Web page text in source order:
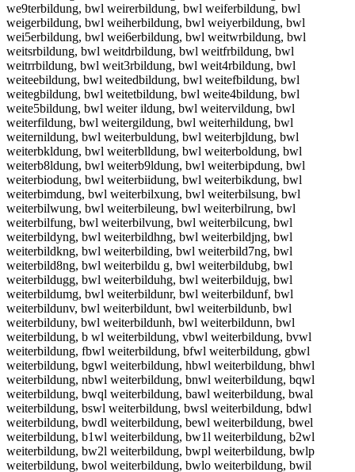
we9terbildung, bwl weirerbildung, bwl weiferbildung, bwl
weigerbildung, bwl weiherbildung, bwl weiyerbildung, bwl
wei5erbildung, bwl wei6erbildung, bwl weitwrbildung, bwl
weitsrbildung, bwl weitdrbildung, bwl weitfrbildung, bwl
weitrrbildung, bwl weit3rbildung, bwl weit4rbildung, bwl
weiteebildung, bwl weitedbildung, bwl weitefbildung, bwl
weitegbildung, bwl weitetbildung, bwl weite4bildung, bwl
weite5bildung, bwl weiter ildung, bwl weitervildung, bwl
weiterfildung, bwl weitergildung, bwl weiterhildung, bwl
weiternildung, bwl weiterbuldung, bwl weiterbjldung, bwl
weiterbkldung, bwl weiterblldung, bwl weiterboldung, bwl
weiterb8ldung, bwl weiterb9ldung, bwl weiterbipdung, bwl
weiterbiodung, bwl weiterbiidung, bwl weiterbikdung, bwl
weiterbimdung, bwl weiterbilxung, bwl weiterbilsung, bwl
weiterbilwung, bwl weiterbileung, bwl weiterbilrung, bwl
weiterbilfung, bwl weiterbilvung, bwl weiterbilcung, bwl
weiterbildyng, bwl weiterbildhng, bwl weiterbildjng, bwl
weiterbildkng, bwl weiterbilding, bwl weiterbild7ng, bwl
weiterbild8ng, bwl weiterbildu g, bwl weiterbildubg, bwl
weiterbildugg, bwl weiterbilduhg, bwl weiterbildujg, bwl
weiterbildumg, bwl weiterbildunr, bwl weiterbildunf, bwl
weiterbildunv, bwl weiterbildunt, bwl weiterbildunb, bwl
weiterbilduny, bwl weiterbildunh, bwl weiterbildunn, bwl
weiterbildung, b wl weiterbildung, vbwl weiterbildung, bvwl
weiterbildung, fbwl weiterbildung, bfwl weiterbildung, gbwl
weiterbildung, bgwl weiterbildung, hbwl weiterbildung, bhwl
weiterbildung, nbwl weiterbildung, bnwl weiterbildung, bqwl
weiterbildung, bwql weiterbildung, bawl weiterbildung, bwal
weiterbildung, bswl weiterbildung, bwsl weiterbildung, bdwl
weiterbildung, bwdl weiterbildung, bewl weiterbildung, bwel
weiterbildung, b1wl weiterbildung, bw1l weiterbildung, b2wl
weiterbildung, bw2l weiterbildung, bwpl weiterbildung, bwlp
weiterbildung, bwol weiterbildung, bwlo weiterbildung, bwil